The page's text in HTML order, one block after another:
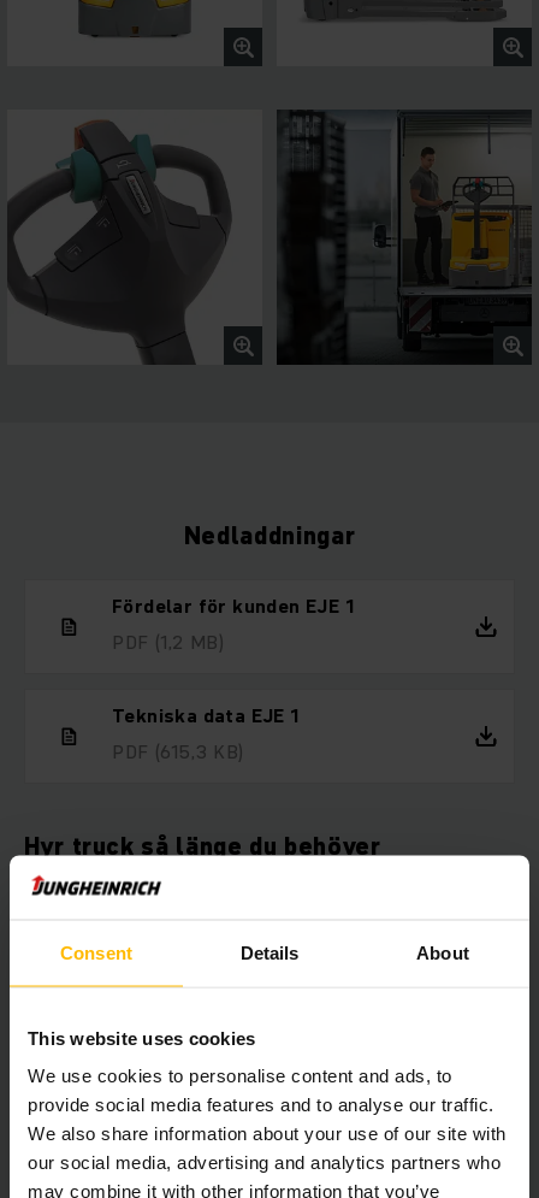
Consent Details About
This website uses cookies
We use cookies to personalise content and ads, to
provide social media features and to analyse our traffic.
We also share information about your use of our site with
our social media, advertising and analytics partners who
may combine it with other information that you’ve
Nedladdningar
Fördelar för kunden EJE 1
PDF (1,2 MB)
Tekniska data EJE 1
PDF (615,3 KB)
Hyr truck så länge du behöver
Om du önskar hyra truck har du kommit rätt. Vi har truckar att
innefattar allt från eldrivna pallyftare till skjutstativtruckar
Här kan du välja vilken truck du vill
hyra direkt online